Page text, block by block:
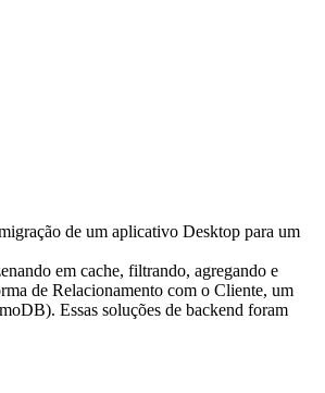
de um aplicativo Desktop para um
em cache, filtrando, agregando e
de Relacionamento com o Cliente, um
Essas soluções de backend foram